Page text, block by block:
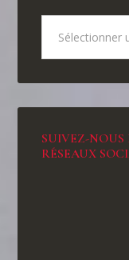
SUIVEZ-NOUS
RÉSEAUX